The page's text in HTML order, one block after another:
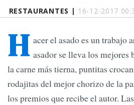
RESTAURANTES | 16-12-2017
H acer el asado es un trabajo
asador se lleva los mejores
la carne más tierna, puntitas
rodajitas del mejor chorizo de la
los premios que recibe el autor.